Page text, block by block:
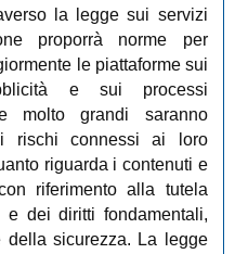
la legge sui servizi
proporrà norme per
le piattaforme sui
e sui processi
molto grandi saranno
rischi connessi ai loro
riguarda i contenuti e
riferimento alla tutela
dei diritti fondamentali,
sicurezza. La legge